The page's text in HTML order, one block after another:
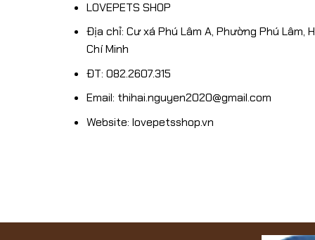
SHOP
1/12/2024
LOVEPETS SHOP
Địa chỉ: Cư xá Phú Lâm A, Phường Phú Lâm,
Chí Minh
ĐT: 082.2607.315
Email: thihai.nguyen2020@gmail.com
Website: lovepetsshop.vn